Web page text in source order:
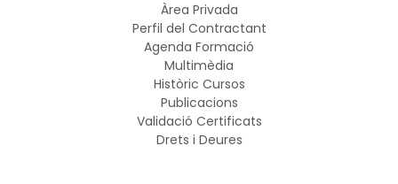
Àrea Privada
Perfil del Contractant
Agenda Formació
Multimèdia
Històric Cursos
Publicacions
Validació Certificats
Drets i Deures